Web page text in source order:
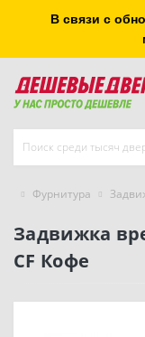
В связи с
Фурнитура
Задвижка
CF Кофе